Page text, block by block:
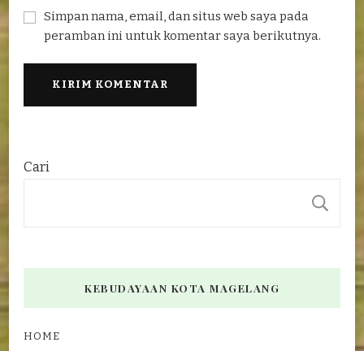
Simpan nama, email, dan situs web saya pada
peramban ini untuk komentar saya berikutnya.
Cari
KEBUDAYAAN KOTA MAGELANG
HOME